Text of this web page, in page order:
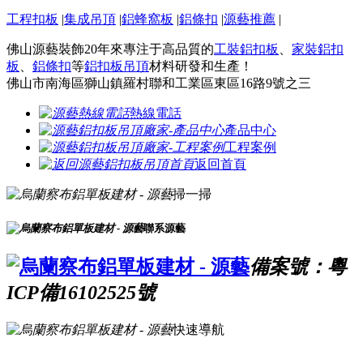
工程扣板 |集成吊頂 |鋁蜂窩板 |鋁條扣 |源藝推薦 |
佛山源藝裝飾20年來專注于高品質的工裝鋁扣板
家裝鋁扣
板
鋁條扣等鋁扣板吊頂材料研發和生產！
佛山市南海區獅山鎮羅村聯和工業區東區16路9號之三
熱線電話
產品中心
工程案例
返回首頁
掃一掃
聯系源藝
備案號：粵
ICP備16102525號
快速導航